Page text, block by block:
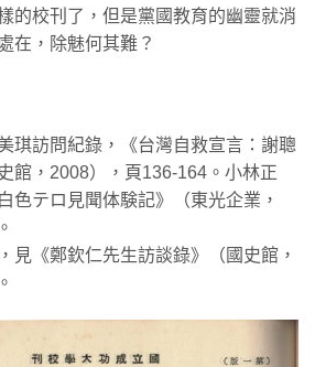
的校刊了，但是黨國教育的幽靈就消
在，除魅何其難？
琪訪問紀錄，《台灣自救宣言：謝聰
館，2008），頁136-164。小林正
色テロ見聞体験記》（東光企業，
見《鄭欽仁先生訪談錄》（國史館，